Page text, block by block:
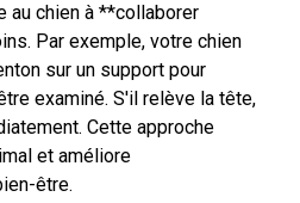
au chien à **collaborer
Par exemple, votre chien
sur un support pour
examiné. S'il relève la tête,
Cette approche
et améliore
être.